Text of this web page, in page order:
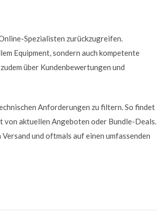
Spezialisten zurückzugreifen.
Equipment, sondern auch kompetente
über Kundenbewertungen und
Anforderungen zu filtern. So findet
von aktuellen Angeboten oder Bundle-Deals.
und oftmals auf einen umfassenden